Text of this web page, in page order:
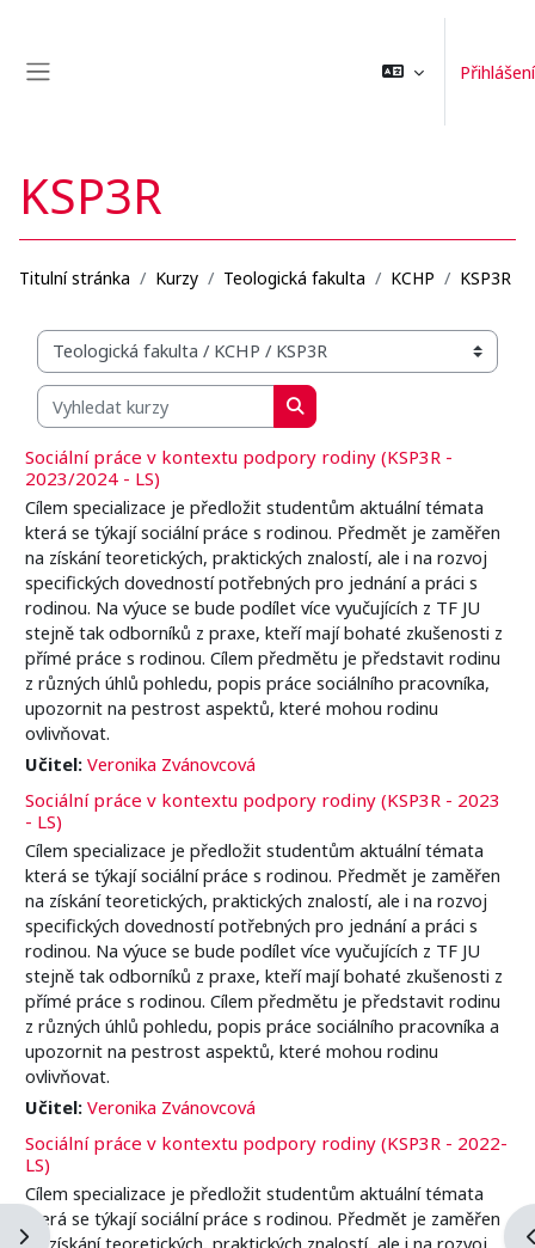
Přihlášení
Otevřít panel bloku
KSP3R
Titulní stránka Kurzy Teologická fakulta KCHP KSP3R
Organizační struktura kurzů
Vyhledat kurzy
Vyhledat kurzy
Sociální práce v kontextu podpory rodiny (KSP3R -
2023/2024 - LS)
Cílem specializace je předložit studentům aktuální témata
která se týkají sociální práce s rodinou. Předmět je zaměřen
na získání teoretických, praktických znalostí, ale i na rozvoj
specifických dovedností potřebných pro jednání a práci s
rodinou. Na výuce se bude podílet více vyučujících z TF JU
stejně tak odborníků z praxe, kteří mají bohaté zkušenosti z
přímé práce s rodinou. Cílem předmětu je představit rodinu
z různých úhlů pohledu, popis práce sociálního pracovníka,
upozornit na pestrost aspektů, které mohou rodinu
ovlivňovat.
Učitel: Veronika Zvánovcová
Sociální práce v kontextu podpory rodiny (KSP3R - 2023
- LS)
Cílem specializace je předložit studentům aktuální témata
která se týkají sociální práce s rodinou. Předmět je zaměřen
na získání teoretických, praktických znalostí, ale i na rozvoj
specifických dovedností potřebných pro jednání a práci s
rodinou. Na výuce se bude podílet více vyučujících z TF JU
stejně tak odborníků z praxe, kteří mají bohaté zkušenosti z
přímé práce s rodinou. Cílem předmětu je představit rodinu
z různých úhlů pohledu, popis práce sociálního pracovníka a
upozornit na pestrost aspektů, které mohou rodinu
ovlivňovat.
Učitel: Veronika Zvánovcová
Sociální práce v kontextu podpory rodiny (KSP3R - 2022-
LS)
Cílem specializace je předložit studentům aktuální témata
která se týkají sociální práce s rodinou. Předmět je zaměřen
na získání teoretických, praktických znalostí, ale i na rozvoj